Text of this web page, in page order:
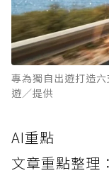
專為獨自出遊打造
遊／提供
AI重點
文章重點整理：